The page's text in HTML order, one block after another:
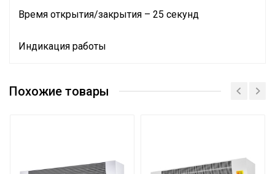
Время открытия/закрытия – 25 секунд
Индикация работы
соответствие
Сертификат
Похожие товары